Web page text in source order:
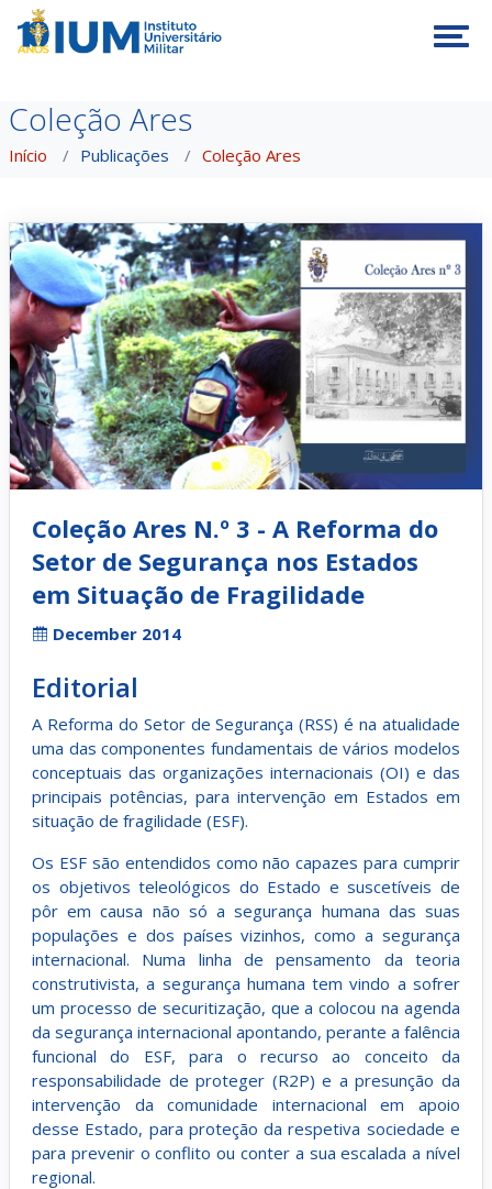
Coleção Ares
Início Publicações Coleção Ares
Coleção Ares N.º 3 - A Reforma do
Setor de Segurança nos Estados
em Situação de Fragilidade
December 2014
Editorial
A Reforma do Setor de Segurança (RSS) é na atualidade
uma das componentes fundamentais de vários modelos
conceptuais das organizações internacionais (OI) e das
principais potências, para intervenção em Estados em
situação de fragilidade (ESF).
Os ESF são entendidos como não capazes para cumprir
os objetivos teleológicos do Estado e suscetíveis de
pôr em causa não só a segurança humana das suas
populações e dos países vizinhos, como a segurança
internacional. Numa linha de pensamento da teoria
construtivista, a segurança humana tem vindo a sofrer
um processo de securitização, que a colocou na agenda
da segurança internacional apontando, perante a falência
funcional do ESF, para o recurso ao conceito da
responsabilidade de proteger (R2P) e a presunção da
intervenção da comunidade internacional em apoio
desse Estado, para proteção da respetiva sociedade e
para prevenir o conflito ou conter a sua escalada a nível
regional.